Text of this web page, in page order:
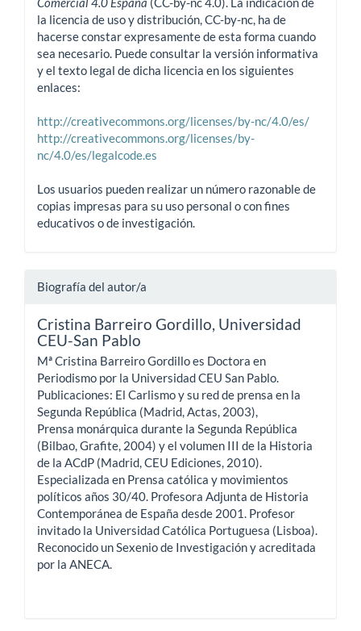
la licencia de uso y distribución, CC-by-nc, ha de
hacerse constar expresamente de esta forma cuando
sea necesario. Puede consultar la versión informativa
y el texto legal de dicha licencia en los siguientes
enlaces:
http://creativecommons.org/licenses/by-nc/4.0/es/
http://creativecommons.org/licenses/by-
nc/4.0/es/legalcode.es
Los usuarios pueden realizar un número razonable de
copias impresas para su uso personal o con fines
educativos o de investigación.
Biografía del autor/a
Cristina Barreiro Gordillo, Universidad
CEU-San Pablo
Mª Cristina Barreiro Gordillo es Doctora en
Periodismo por la Universidad CEU San Pablo.
Publicaciones: El Carlismo y su red de prensa en la
Segunda República (Madrid, Actas, 2003),
Prensa monárquica durante la Segunda República
(Bilbao, Grafite, 2004) y el volumen III de la Historia
de la ACdP (Madrid, CEU Ediciones, 2010).
Especializada en Prensa católica y movimientos
políticos años 30/40. Profesora Adjunta de Historia
Contemporánea de España desde 2001. Profesor
invitado la Universidad Católica Portuguesa (Lisboa).
Reconocido un Sexenio de Investigación y acreditada
por la ANECA.